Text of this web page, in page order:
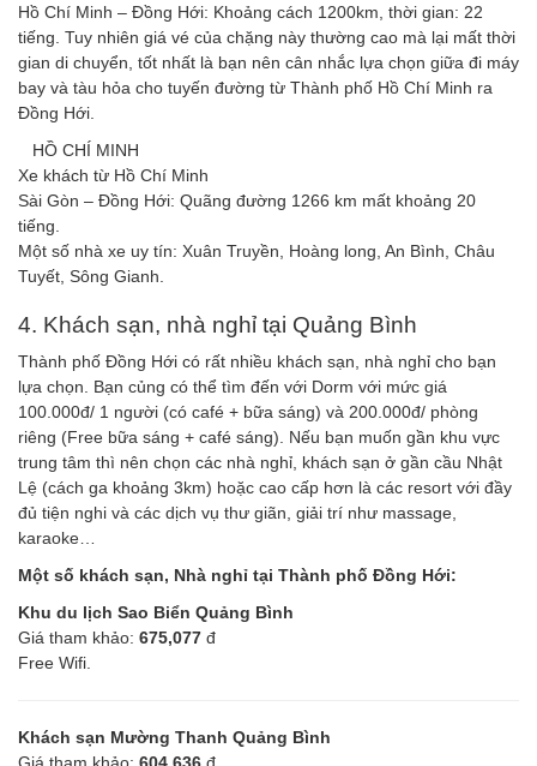
Hồ Chí Minh – Đồng Hới: Khoảng cách 1200km, thời gian: 22
tiếng. Tuy nhiên giá vé của chặng này thường cao mà lại mất thời
gian di chuyển, tốt nhất là bạn nên cân nhắc lựa chọn giữa đi máy
bay và tàu hỏa cho tuyến đường từ Thành phố Hồ Chí Minh ra
Đồng Hới.
HỒ CHÍ MINH
Xe khách từ Hồ Chí Minh
Sài Gòn – Đồng Hới: Quãng đường 1266 km mất khoảng 20
tiếng.
Một số nhà xe uy tín: Xuân Truyền, Hoàng long, An Bình, Châu
Tuyết, Sông Gianh.
4. Khách sạn, nhà nghỉ tại Quảng Bình
Thành phố Đồng Hới có rất nhiều khách sạn, nhà nghỉ cho bạn
lựa chọn. Bạn củng có thể tìm đến với Dorm với mức giá
100.000đ/ 1 người (có café + bữa sáng) và 200.000đ/ phòng
riêng (Free bữa sáng + café sáng). Nếu bạn muốn gần khu vực
trung tâm thì nên chọn các nhà nghỉ, khách sạn ở gần cầu Nhật
Lệ (cách ga khoảng 3km) hoặc cao cấp hơn là các resort với đầy
đủ tiện nghi và các dịch vụ thư giãn, giải trí như massage,
karaoke…
Một số khách sạn, Nhà nghỉ tại Thành phố Đồng Hới:
Khu du lịch Sao Biển Quảng Bình
Giá tham khảo: 675,077 đ
Free Wifi.
Khách sạn Mường Thanh Quảng Bình
Giá tham khảo: 604,636 đ